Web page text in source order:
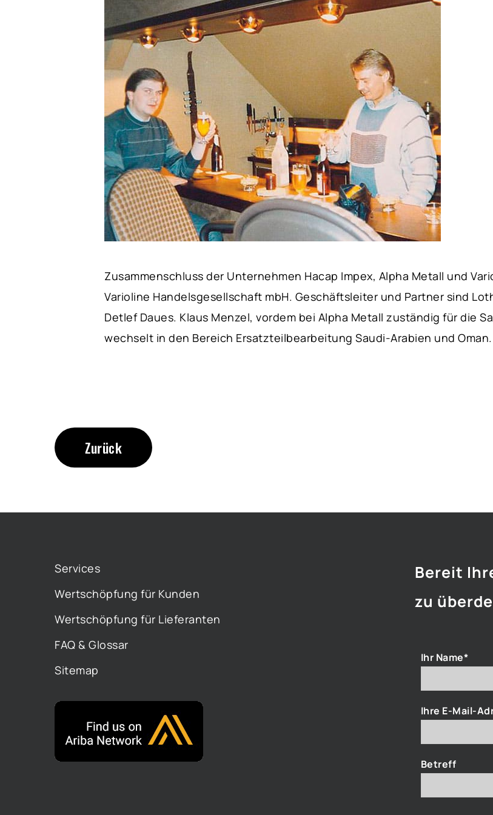
Zusammenschluss der Unternehmen Hacap Impex, Alpha Metall und
Varioline Handelsgesellschaft mbH. Geschäftsleiter und Partner sind
Detlef Daues. Klaus Menzel, vordem bei Alpha Metall zuständig für die
wechselt in den Bereich Ersatzteilbearbeitung Saudi-Arabien und Oman.
Zurück
Services
Wertschöpfung für Kunden
Wertschöpfung für Lieferanten
FAQ & Glossar
Sitemap
Bereit
zu
Ihr Name*
Ihre E-Mail-
Betreff